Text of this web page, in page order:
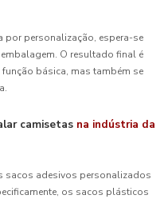
personalização, espera-se
O resultado final é
básica, mas também se
camisetas na indústria da
sacos adesivos personalizados
os sacos plásticos